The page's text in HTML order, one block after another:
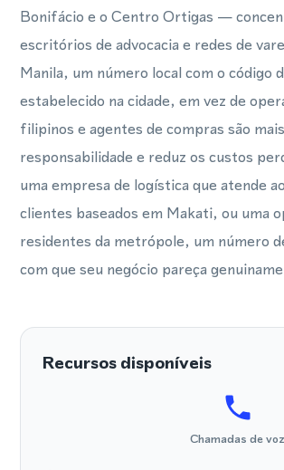
Bonifácio e o Centro Ortigas —
escritórios de advocacia e redes de
Manila, um número local com o código
estabelecido na cidade, em vez de
filipinos e agentes de compras são
responsabilidade e reduz os custos
uma empresa de logística que atende
clientes baseados em Makati, ou uma
residentes da metrópole, um número
com que seu negócio pareça
Recursos disponíveis
Chamadas de voz